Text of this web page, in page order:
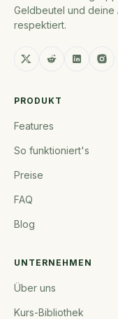
Geldbeutel und deine
respektiert.
PRODUKT
Features
So funktioniert's
Preise
FAQ
Blog
UNTERNEHMEN
Über uns
Kurs-Bibliothek